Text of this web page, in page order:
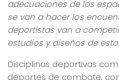
adecuaciones de los
se van a hacer los
deportistas van a
estudios y diseños de
Disciplinas deportivas
deportes de combate,